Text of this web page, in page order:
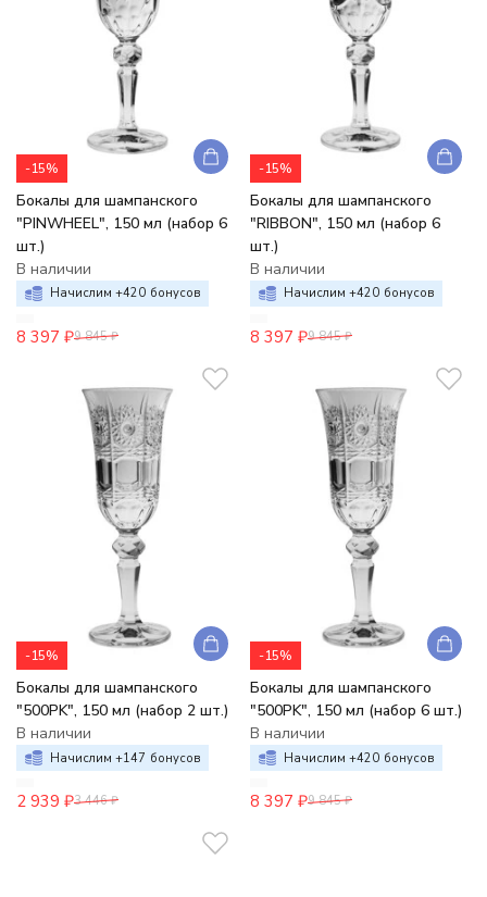
-15%
Бокалы для шампанского
"PINWHEEL", 150 мл (набор 6
шт.)
В наличии
Начислим +420 бонусов
8 397 ₽9 845 ₽
-15%
Бокалы для шампанского
"RIBBON", 150 мл (набор 6
шт.)
В наличии
Начислим +420 бонусов
8 397 ₽9 845 ₽
-15%
Бокалы для шампанского
"500PK", 150 мл (набор 2 шт.)
В наличии
Начислим +147 бонусов
2 939 ₽3 446 ₽
-15%
Бокалы для шампанского
"500PK", 150 мл (набор 6 шт.)
В наличии
Начислим +420 бонусов
8 397 ₽9 845 ₽